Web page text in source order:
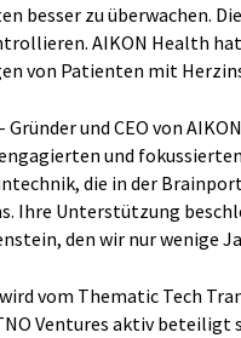
besser zu überwachen.
AIKON Health
von Patienten mit
und CEO von
und
die in der
Ihre Unterstützung
den wir nur wenige
vom Thematic Tech
Ventures aktiv